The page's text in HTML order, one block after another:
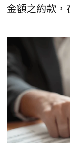
金額之約款，